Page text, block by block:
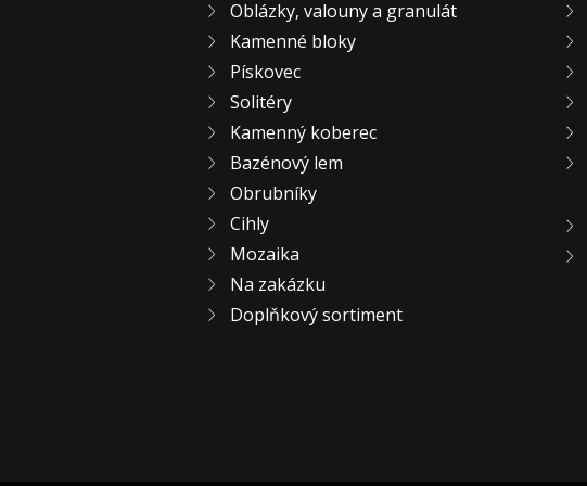
Oblázky, valouny a granulát
Kamenné bloky
Pískovec
Solitéry
Kamenný koberec
Bazénový lem
Obrubníky
Cihly
Mozaika
Na zakázku
Doplňkový sortiment